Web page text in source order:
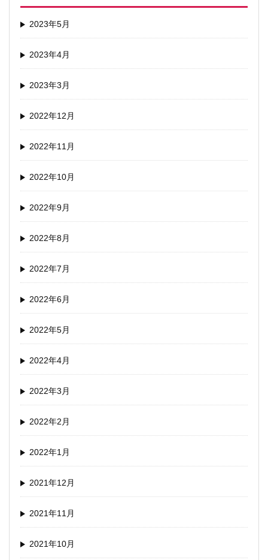
2023年5月
2023年4月
2023年3月
2022年12月
2022年11月
2022年10月
2022年9月
2022年8月
2022年7月
2022年6月
2022年5月
2022年4月
2022年3月
2022年2月
2022年1月
2021年12月
2021年11月
2021年10月